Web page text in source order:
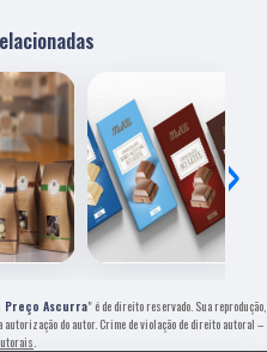
›
Preço Ascurra" é de direito reservado. Sua reprodução,
do autor. Crime de violação de direito autoral –